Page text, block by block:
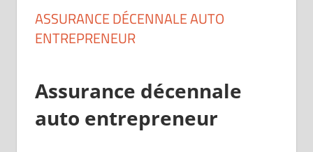
ASSURANCE DÉCENNALE AUTO
ENTREPRENEUR
Assurance décennale
auto entrepreneur